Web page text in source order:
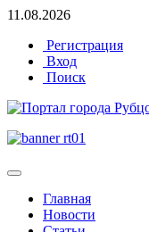
11.08.2026
Регистрация
Вход
Поиск
Главная
Новости